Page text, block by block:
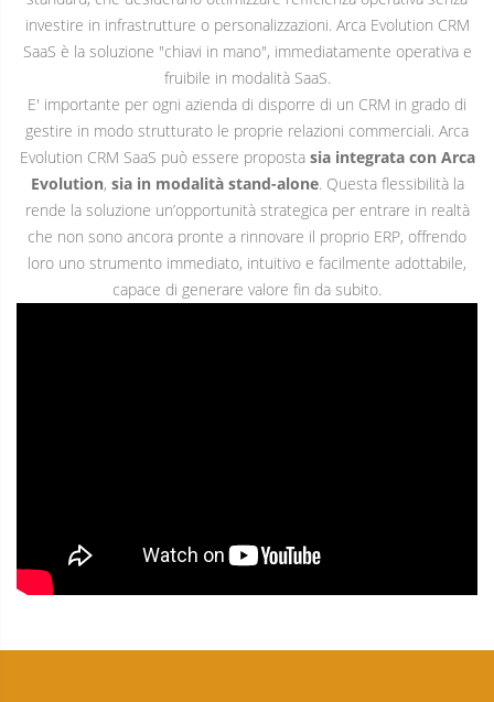
investire in infrastrutture o personalizzazioni. Arca Evolution CRM
SaaS è la soluzione "chiavi in mano", immediatamente operativa e
fruibile in modalità SaaS.
E' importante per ogni azienda di disporre di un CRM in grado di
gestire in modo strutturato le proprie relazioni commerciali. Arca
Evolution CRM SaaS può essere proposta sia integrata con Arca
Evolution, sia in modalità stand-alone. Questa flessibilità la
rende la soluzione un’opportunità strategica per entrare in realtà
che non sono ancora pronte a rinnovare il proprio ERP, offrendo
loro uno strumento immediato, intuitivo e facilmente adottabile,
capace di generare valore fin da subito.